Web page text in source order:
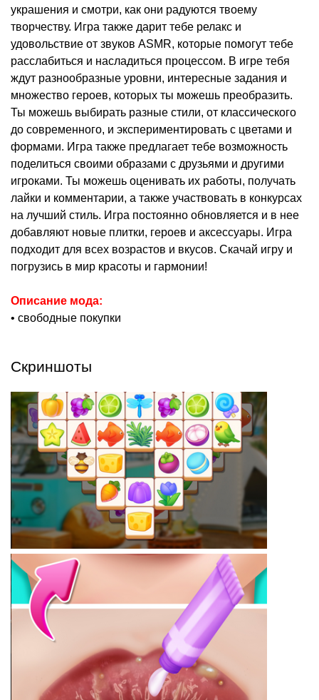
украшения и смотри, как они радуются твоему
творчеству. Игра также дарит тебе релакс и
удовольствие от звуков ASMR, которые помогут тебе
расслабиться и насладиться процессом. В игре тебя
ждут разнообразные уровни, интересные задания и
множество героев, которых ты можешь преобразить.
Ты можешь выбирать разные стили, от классического
до современного, и экспериментировать с цветами и
формами. Игра также предлагает тебе возможность
поделиться своими образами с друзьями и другими
игроками. Ты можешь оценивать их работы, получать
лайки и комментарии, а также участвовать в конкурсах
на лучший стиль. Игра постоянно обновляется и в нее
добавляют новые плитки, героев и аксессуары. Игра
подходит для всех возрастов и вкусов. Скачай игру и
погрузись в мир красоты и гармонии!
Описание мода:
• свободные покупки
Скриншоты